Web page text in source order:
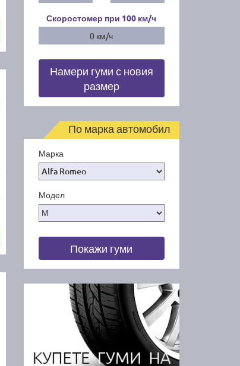
Скоростомер при 100 км/ч
0 км/ч
Намери гуми с новия
размер
По марка автомобил
Марка
Модел
Покажи гуми